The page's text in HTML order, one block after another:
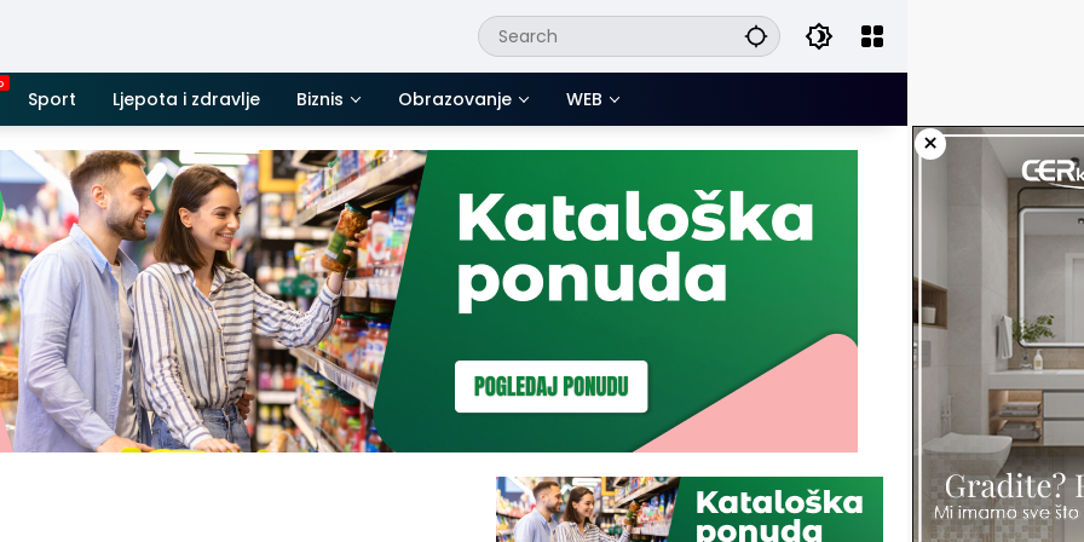
Sport Ljepota i zdravlje Biznis Obrazovanje WEB
×